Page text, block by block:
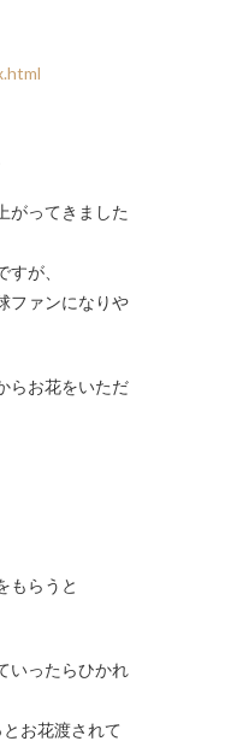
がってきました
が、
ファンになりや
らお花をいただ
もらうと
いったらひかれ
お花渡されて